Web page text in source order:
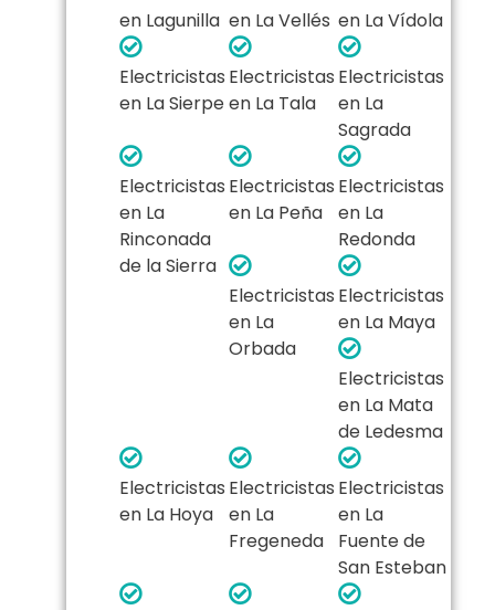
en Lagunilla en La Vellés en La Vídola
Electricistas
en La Sierpe
Electricistas
en La Tala
Electricistas
en La
Sagrada
Electricistas
en La
Rinconada
de la Sierra
Electricistas
en La Peña
Electricistas
en La
Redonda
Electricistas
en La
Orbada
Electricistas
en La Maya
Electricistas
en La Mata
de Ledesma
Electricistas
en La Hoya
Electricistas
en La
Fregeneda
Electricistas
en La
Fuente de
San Esteban